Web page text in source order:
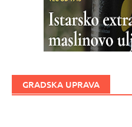
GRADSKA UPRAVA